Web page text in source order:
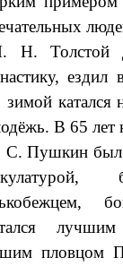
Н. Толстой
зимой катался
В 65 лет
Пушкин был
пловцом